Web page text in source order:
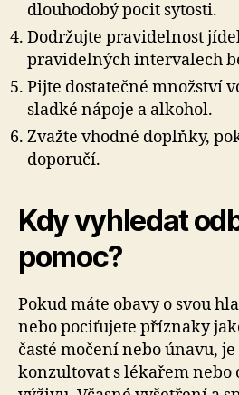
dlouhodobý pocit sytosti.
Dodržujte pravidelnost
pravidelných intervalech
Pijte dostatečné množství
sladké nápoje a alkohol.
Zvažte vhodné doplňky,
doporučí.
Kdy vyhledat
pomoc?
Pokud máte obavy o svou
nebo pociťujete příznaky
časté močení nebo únavu,
konzultovat s lékařem